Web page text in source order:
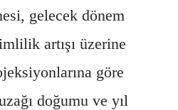
gelecek dönem
artışı üzerine
göre
doğumu ve yıl